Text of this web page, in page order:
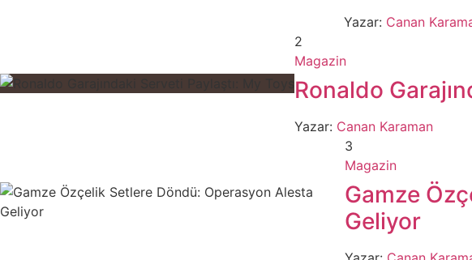
Yazar: Canan
2
Magazin
Ronaldo
Yazar: Canan Karaman
3
Magazin
Gamze
Geliyor